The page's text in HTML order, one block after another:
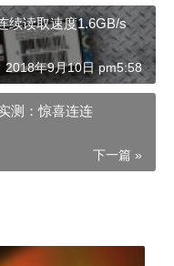
续读取速度1.6GB/s
2018年9月10日 pm5:58
测：惊喜连连
下一篇 »